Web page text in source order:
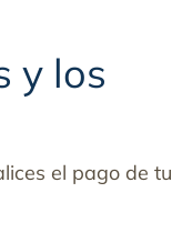
y los
el pago de tu